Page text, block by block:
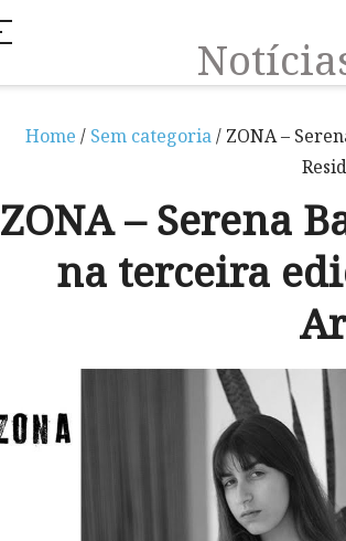
Home / Sem categoria/ ZONA –
ZONA – Serena
na terceira